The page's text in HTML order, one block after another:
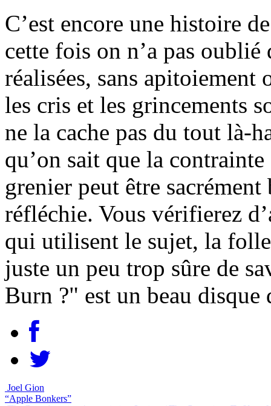
C’est encore une histoire
cette fois on n’a pas oublié
réalisées, sans apitoiement
les cris et les grincements
ne la cache pas du tout là-
qu’on sait que la
grenier peut être
réfléchie. Vous vérifierez
qui utilisent le sujet, la
juste un peu trop sûre de
Burn ?" est un beau disque
Joel Gion
“Apple Bonkers”